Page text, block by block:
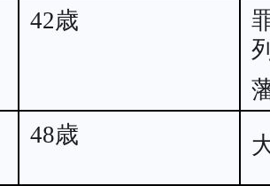
42歳
48歳